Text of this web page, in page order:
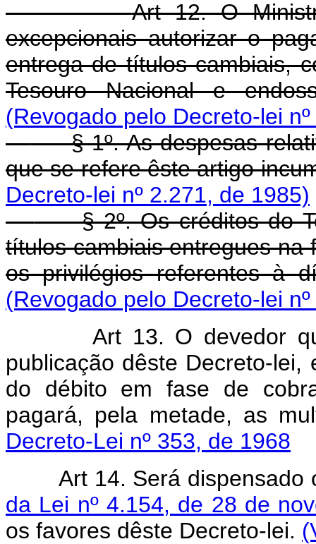
Art 12. O
excepcionais autorizar o
entrega de títulos cambiais,
Tesouro Nacional e
(Revogado pelo Decreto-lei
§ 1º. As despesas
que se refere êste artigo
Decreto-lei nº 2.271, de 1985)
§ 2º. Os créditos do
títulos cambiais entregues na
os privilégios referentes à
(Revogado pelo Decreto-lei
Art 13. O devedor
publicação dêste Decreto-
do débito em fase de
pagará, pela metade, as
Decreto-Lei nº 353, de 1968
Art 14. Será
da Lei nº 4.154, de 28 de
os favores dêste Decreto-lei.